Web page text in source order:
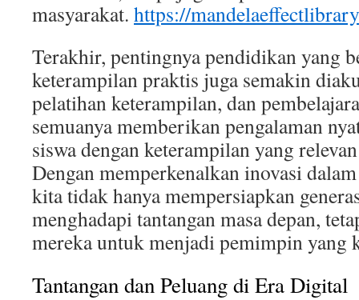
masyarakat. https://
Terakhir, pentingnya pendidikan yang
keterampilan praktis juga semakin
pelatihan keterampilan, dan
semuanya memberikan pengalaman
siswa dengan keterampilan yang
Dengan memperkenalkan inovasi
kita tidak hanya mempersiapkan
menghadapi tantangan masa depan,
mereka untuk menjadi pemimpin yang
Tantangan dan Peluang di Era Digital